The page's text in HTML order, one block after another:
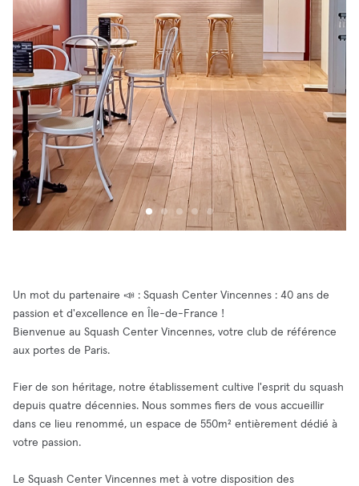
Un mot du partenaire 📣 : Squash Center Vincennes : 40 ans de
passion et d'excellence en Île-de-France !
Bienvenue au Squash Center Vincennes, votre club de référence
aux portes de Paris.
Fier de son héritage, notre établissement cultive l'esprit du squash
depuis quatre décennies. Nous sommes fiers de vous accueillir
dans ce lieu renommé, un espace de 550m² entièrement dédié à
votre passion.
Le Squash Center Vincennes met à votre disposition des